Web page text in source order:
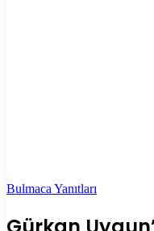
Bulmaca Yanıtları